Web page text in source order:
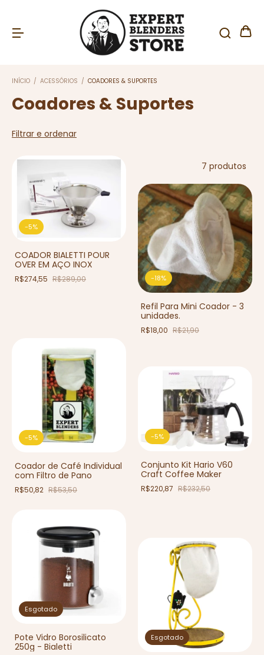
INÍCIO / ACESSÓRIOS / COADORES & SUPORTES
Coadores & Suportes
Filtrar e ordenar
7 produtos
-5%
COADOR BIALETTI POUR
OVER EM AÇO INOX
R$274,55 R$289,00 -18%
Refil Para Mini Coador - 3
unidades.
R$18,00 R$21,90
-5%
Coador de Café Individual
com Filtro de Pano
R$50,82 R$53,50
-5%
Conjunto Kit Hario V60
Craft Coffee Maker
R$220,87 R$232,50
Esgotado
Pote Vidro Borosilicato
250g - Bialetti
Esgotado